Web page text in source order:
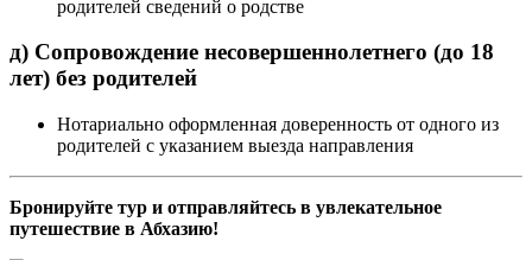
родителей сведений о родстве
д) Сопровождение несовершеннолетнего (до 18
лет) без родителей
Нотариально оформленная доверенность от одного из
родителей с указанием выезда направления
Бронируйте тур и отправляйтесь в увлекательное
путешествие в Абхазию!